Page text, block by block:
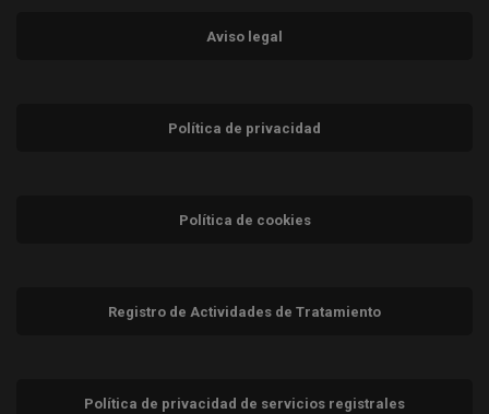
Aviso legal
Política de privacidad
Política de cookies
Registro de Actividades de Tratamiento
Política de privacidad de servicios registrales